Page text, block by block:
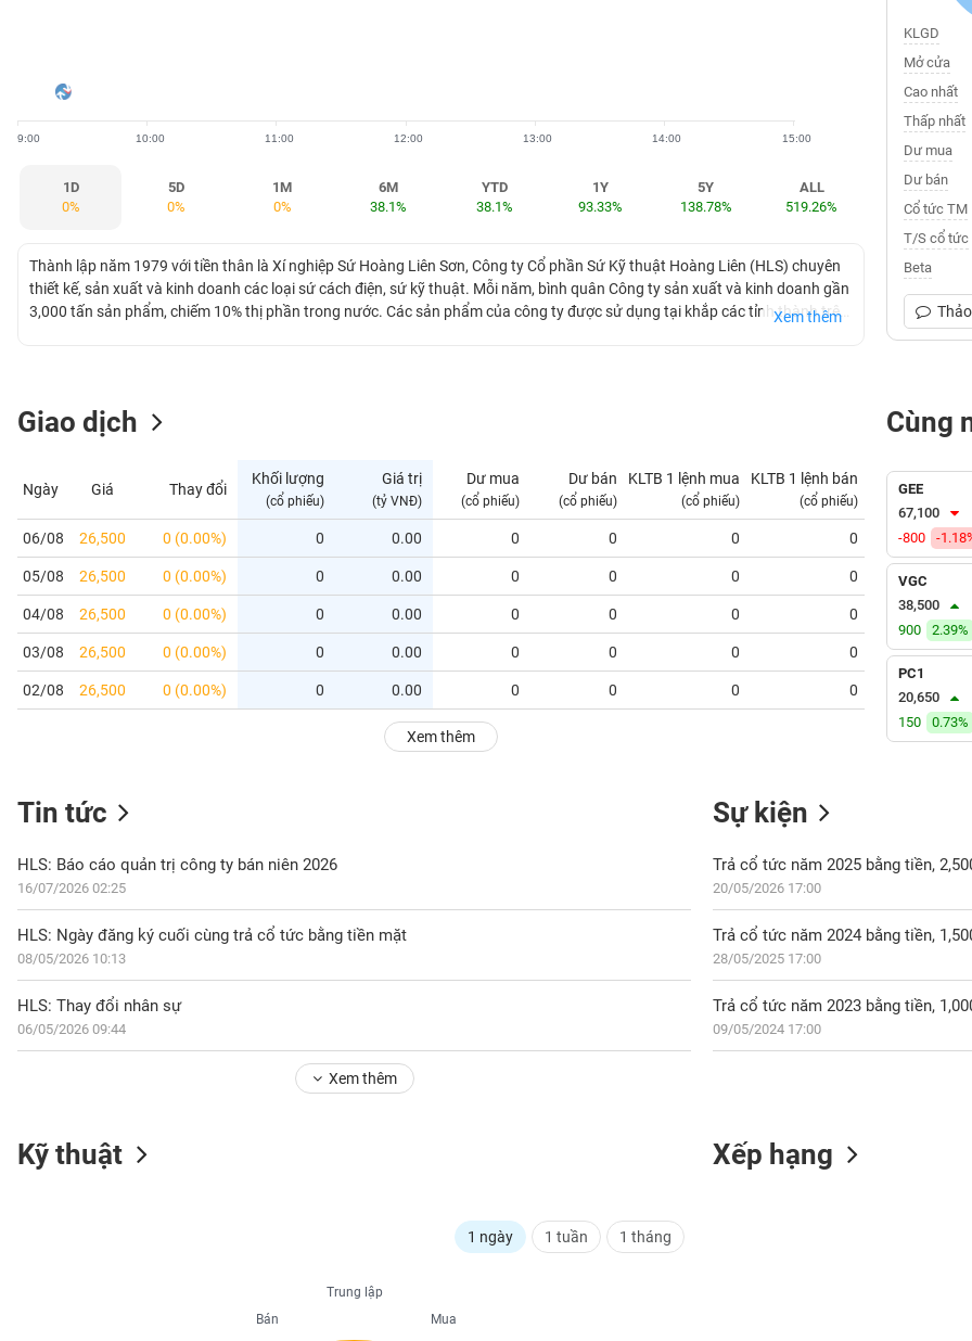
9:00 10:00 11:00 12:00 13:00 14:00 15:00
1D
0%
5D
0%
1M
0%
6M
38.1%
YTD
38.1%
1Y
93.33%
5Y
138.78%
ALL
519.26%
Thành lập năm 1979 với tiền thân là Xí nghiệp Sứ Hoàng Liên Sơn, Công ty Cổ phần Sứ Kỹ thuật Hoàng Liên (HLS) chuyên
thiết kế, sản xuất và kinh doanh các loại sứ cách điện, sứ kỹ thuật. Mỗi năm, bình quân Công ty sản xuất và kinh doanh gần
3,000 tấn sản phẩm, chiếm 10% thị phần trong nước. Các sản phẩm của công ty được sử dụng tại khắp các tỉnh thành trên
Xem thêm
KLGD
Mở cửa
Cao nhất
Thấp nhất
Dư mua
Dư bán
Cổ tức TM
T/S cổ tức
Beta
Giao dịch
Ngày Giá Thay đổi
Khối lượng
(cổ phiếu)
Giá trị
(tỷ VNĐ)
Dư mua
(cổ phiếu)
Dư bán
(cổ phiếu)
KLTB 1 lệnh mua
(cổ phiếu)
KLTB 1 lệnh bán
(cổ phiếu)
06/08 26,500 0 (0.00%) 0 0.00 0 0 0 0 0.00
05/08 26,500 0 (0.00%) 0 0.00 0 0 0 0 0.00
04/08 26,500 0 (0.00%) 0 0.00 0 0 0 0 0.00
03/08 26,500 0 (0.00%) 0 0.00 0 0 0 0 0.00
02/08 26,500 0 (0.00%) 0 0.00 0 0 0 0 0.00
Xem thêm
Cùng
GEE
67,100
-800
-
VGC
38,500
900
2.39%
PC1
20,650
150
0.73%
Tin tức
HLS: Báo cáo quản trị công ty bán niên 2026
16/07/2026 02:25
HLS: Ngày đăng ký cuối cùng trả cổ tức bằng tiền mặt
08/05/2026 10:13
HLS: Thay đổi nhân sự
06/05/2026 09:44
Xem thêm
Sự kiện
Trả cổ tức năm 2025 bằng tiền,
20/05/2026 17:00
Trả cổ tức năm 2024 bằng tiền,
28/05/2025 17:00
Trả cổ tức năm 2023 bằng tiền,
09/05/2024 17:00
Kỹ thuật
1 ngày 1 tuần 1 tháng
Trung lập
Mua
Bán
Xếp hạng
GIỚI
CÁ
NHÂN
PHÂN
TÍCH
VIETSTOCKFINANCE
DOANH
NGHIỆP
CỔ
PHIẾU
SINH